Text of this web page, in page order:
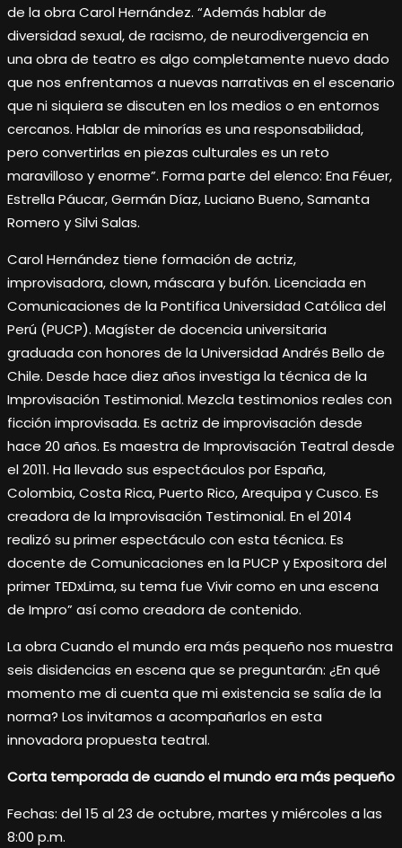
de la obra Carol Hernández. “Además hablar de
diversidad sexual, de racismo, de neurodivergencia en
una obra de teatro es algo completamente nuevo dado
que nos enfrentamos a nuevas narrativas en el escenario
que ni siquiera se discuten en los medios o en entornos
cercanos. Hablar de minorías es una responsabilidad,
pero convertirlas en piezas culturales es un reto
maravilloso y enorme”. Forma parte del elenco: Ena Féuer,
Estrella Páucar, Germán Díaz, Luciano Bueno, Samanta
Romero y Silvi Salas.
Carol Hernández tiene formación de actriz,
improvisadora, clown, máscara y bufón. Licenciada en
Comunicaciones de la Pontifica Universidad Católica del
Perú (PUCP). Magíster de docencia universitaria
graduada con honores de la Universidad Andrés Bello de
Chile. Desde hace diez años investiga la técnica de la
Improvisación Testimonial. Mezcla testimonios reales con
ficción improvisada. Es actriz de improvisación desde
hace 20 años. Es maestra de Improvisación Teatral desde
el 2011. Ha llevado sus espectáculos por España,
Colombia, Costa Rica, Puerto Rico, Arequipa y Cusco. Es
creadora de la Improvisación Testimonial. En el 2014
realizó su primer espectáculo con esta técnica. Es
docente de Comunicaciones en la PUCP y Expositora del
primer TEDxLima, su tema fue Vivir como en una escena
de Impro” así como creadora de contenido.
La obra Cuando el mundo era más pequeño nos muestra
seis disidencias en escena que se preguntarán: ¿En qué
momento me di cuenta que mi existencia se salía de la
norma? Los invitamos a acompañarlos en esta
innovadora propuesta teatral.
Corta temporada de cuando el mundo era más pequeño
Fechas: del 15 al 23 de octubre, martes y miércoles a las
8:00 p.m.